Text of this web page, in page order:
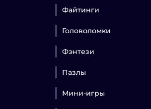
Файтинги
Головоломки
Фэнтези
Пазлы
Мини-игры